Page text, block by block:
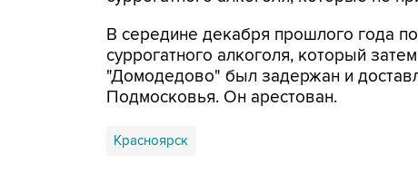
В середине декабря прошлого года
суррогатного алкоголя, который
"Домодедово" был задержан и
Подмосковья. Он арестован.
Красноярск